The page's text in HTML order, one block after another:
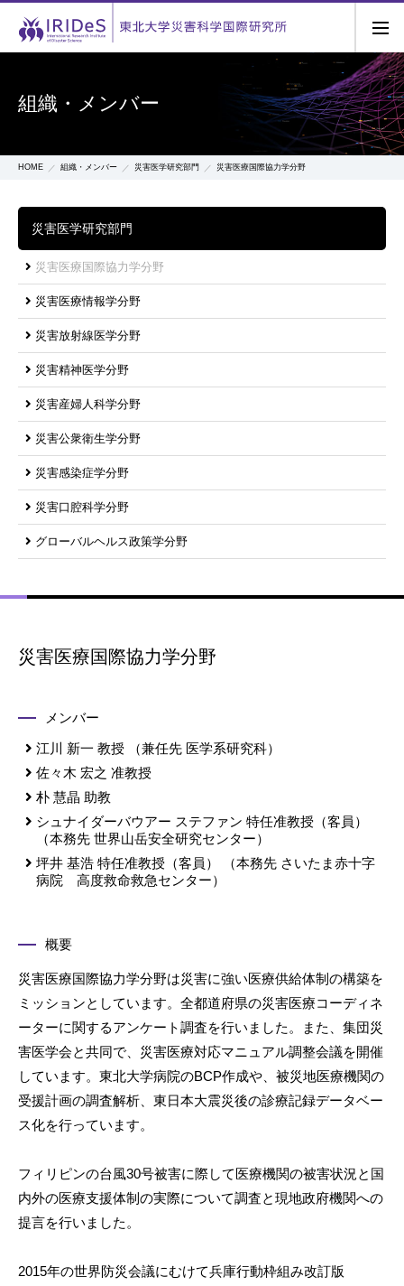
組織・メンバー
HOME 組織・メンバー 災害医学研究部門 災害医療国際協力学分野
災害医学研究部門
災害医療国際協力学分野
災害医療情報学分野
災害放射線医学分野
災害精神医学分野
災害産婦人科学分野
災害公衆衛生学分野
災害感染症学分野
災害口腔科学分野
グローバルヘルス政策学分野
災害医療国際協力学分野
メンバー
江川 新一 教授
（兼任先 医学系研究科）
佐々木 宏之 准教授
朴 慧晶 助教
シュナイダーバウアー ステファン 特任准教授（客員）
（本務先 世界山岳安全研究センター）
坪井 基浩 特任准教授（客員）
（本務先 さいたま赤十字
病院 高度救命救急センター）
概要
災害医療国際協力学分野は災害に強い医療供給体制の構築を
ミッションとしています。全都道府県の災害医療コーディネ
ーターに関するアンケート調査を行いました。また、集団災
害医学会と共同で、災害医療対応マニュアル調整会議を開催
しています。東北大学病院のBCP作成や、被災地医療機関の
受援計画の調査解析、東日本大震災後の診療記録データベー
ス化を行っています。
フィリピンの台風30号被害に際して医療機関の被害状況と国
内外の医療支援体制の実際について調査と現地政府機関への
提言を行いました。
2015年の世界防災会議にむけて兵庫行動枠組み改訂版